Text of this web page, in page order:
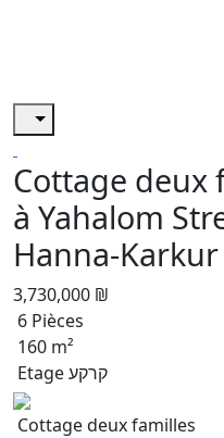
Cottage deux
à Yahalom
Hanna-Karkur
3,730,000 ₪
6 Pièces
160 m²
Etage קרקע
Cottage deux familles